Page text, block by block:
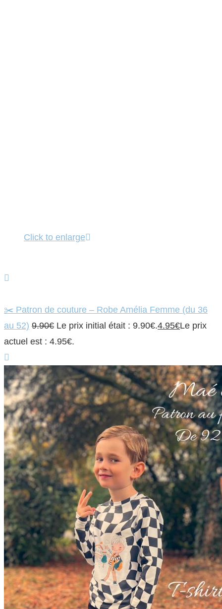
Click to enlarge
✂️ Patron de couture – Robe Amélia Femme (du 36
au 52) 9.90€ Le prix initial était : 9.90€.4.95€Le prix
actuel est : 4.95€.